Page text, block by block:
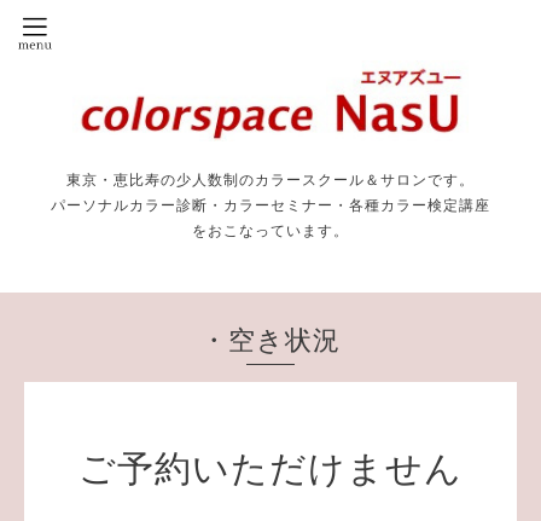
東京・恵比寿の少人数制のカラースクール＆サロンです。
パーソナルカラー診断・カラーセミナー・各種カラー検定講座
をおこなっています。
・空き状況
ご予約いただけません